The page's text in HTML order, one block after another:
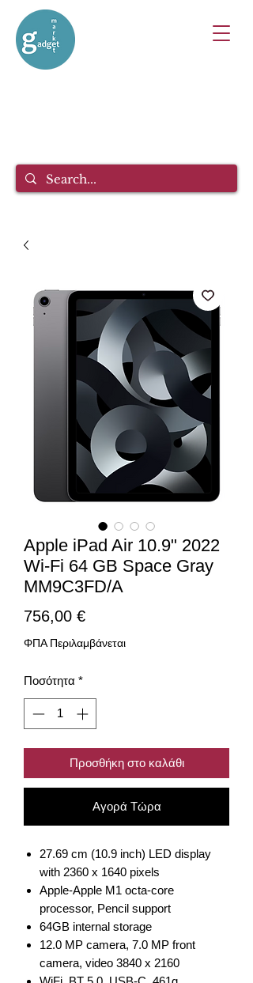
Apple iPad Air 10.9" 2022
Wi-Fi 64 GB Space Gray
MM9C3FD/A
756,00 €Τιμή
ΦΠΑ Περιλαμβάνεται
Ποσότητα *
Προσθήκη στο καλάθι
Αγορά Τώρα
27.69 cm (10.9 inch) LED display
with 2360 x 1640 pixels
Apple-Apple M1 octa-core
processor, Pencil support
64GB internal storage
12.0 MP camera, 7.0 MP front
camera, video 3840 x 2160